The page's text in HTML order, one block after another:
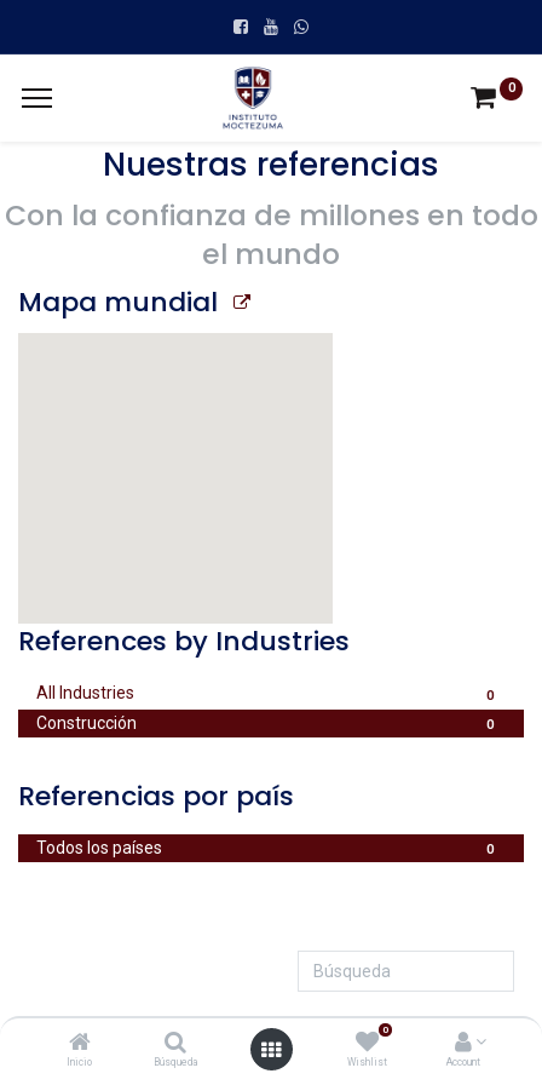
Inicio Búsqueda
0
Wishlist Account
0
Nuestras referencias
Con la confianza de millones en todo
el mundo
Mapa mundial
References by Industries
0
All Industries
0
Construcción
Referencias por país
0
Todos los países
No se ha encontrado ningún resultado